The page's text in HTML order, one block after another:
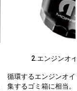
2.エンジンオ
循環するエンジンオ
集するゴミ箱に相当